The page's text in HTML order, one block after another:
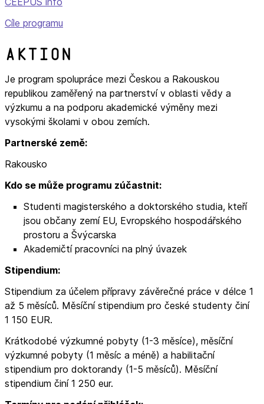
Cíle programu
Aktion
Je program spolupráce mezi Českou a Rakouskou
republikou zaměřený na partnerství v oblasti vědy a
výzkumu a na podporu akademické výměny mezi
vysokými školami v obou zemích.
Partnerské země:
Rakousko
Kdo se může programu zúčastnit:
Studenti magisterského a doktorského studia, kteří
jsou občany zemí EU, Evropského hospodářského
prostoru a Švýcarska
Akademičtí pracovníci na plný úvazek
Stipendium:
Stipendium za účelem přípravy závěrečné práce v délce 1
až 5 měsíců. Měsíční stipendium pro české studenty činí
1 150 EUR.
Krátkodobé výzkumné pobyty (1-3 měsíce), měsíční
výzkumné pobyty (1 měsíc a méně) a habilitační
stipendium pro doktorandy (1-5 měsíců). Měsíční
stipendium činí 1 250 eur.